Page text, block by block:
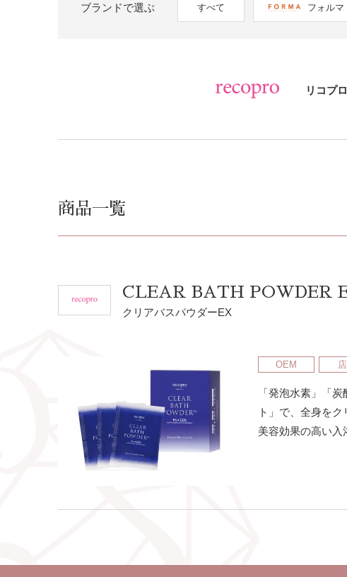
ブランドで選ぶ すべて フォルマ
リコプロ
商品一覧
CLEAR BATH POWDER
クリアバスパウダーEX
OEM
「発泡水素」「
ト」で、全身をク
美容効果の高い入